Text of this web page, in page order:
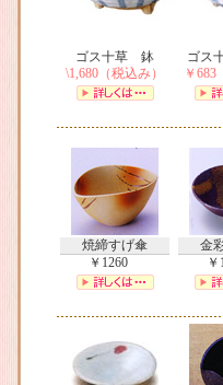
ゴス十草 鉢
\1,680（税込み）
ゴス
￥683
焼締すげ傘
￥1260
金